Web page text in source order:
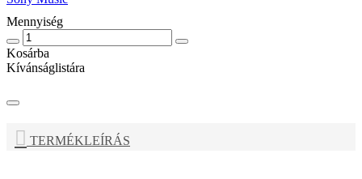
Mennyiség
Kosárba
Kívánságlistára
TERMÉKLEÍRÁS